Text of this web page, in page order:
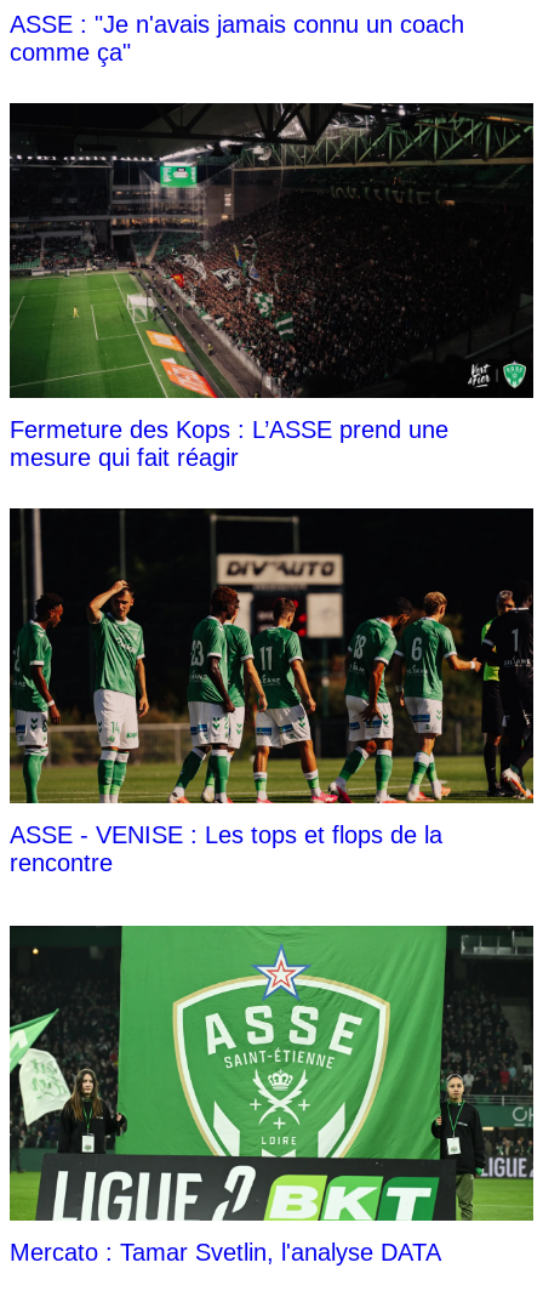
ASSE : "Je n'avais jamais connu un coach
comme ça"
Fermeture des Kops : L’ASSE prend une
mesure qui fait réagir
ASSE - VENISE : Les tops et flops de la
rencontre
Mercato : Tamar Svetlin, l'analyse DATA